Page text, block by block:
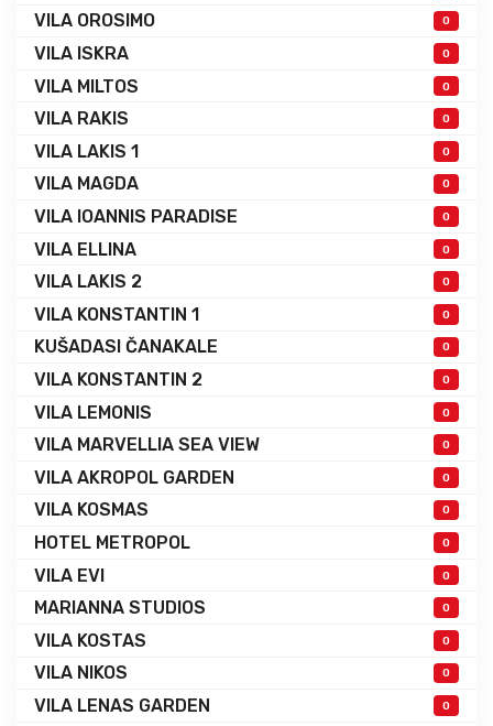
VILA OROSIMO 0
VILA ISKRA 0
VILA MILTOS 0
VILA RAKIS 0
VILA LAKIS 1 0
VILA MAGDA 0
VILA IOANNIS PARADISE 0
VILA ELLINA 0
VILA LAKIS 2 0
VILA KONSTANTIN 1 0
KUŠADASI ČANAKALE 0
VILA KONSTANTIN 2 0
VILA LEMONIS 0
VILA MARVELLIA SEA VIEW 0
VILA AKROPOL GARDEN 0
VILA KOSMAS 0
HOTEL METROPOL 0
VILA EVI 0
MARIANNA STUDIOS 0
VILA KOSTAS 0
VILA NIKOS 0
VILA LENAS GARDEN 0